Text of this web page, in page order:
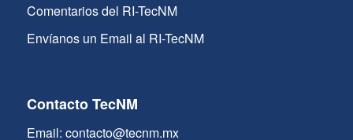
Comentarios del RI-TecNM
Envíanos un Email al RI-TecNM
Contacto TecNM
Email: contacto@tecnm.mx